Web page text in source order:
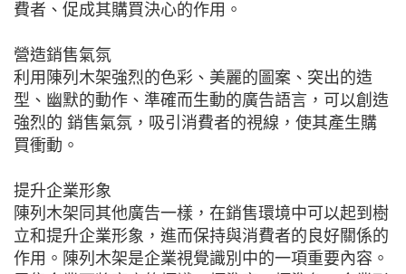
費者、促成其購買決心的作用。
營造銷售氣氛
利用陳列木架強烈的色彩、美麗的圖案、突出的造
型、幽默的動作、準確而生動的廣告語言，可以創造
強烈的 銷售氣氛，吸引消費者的視線，使其產生購
買衝動。
提升企業形象
陳列木架同其他廣告一樣，在銷售環境中可以起到樹
立和提升企業形象，進而保持與消費者的良好關係的
作用。陳列木架是企業視覺識別中的一項重要內容。